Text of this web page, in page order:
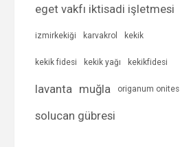
eget vakfı iktisadi işletmesi
izmirkekiği karvakrol kekik
kekik fidesi kekik yağı kekikfidesi
lavanta muğla origanum onites
solucan gübresi